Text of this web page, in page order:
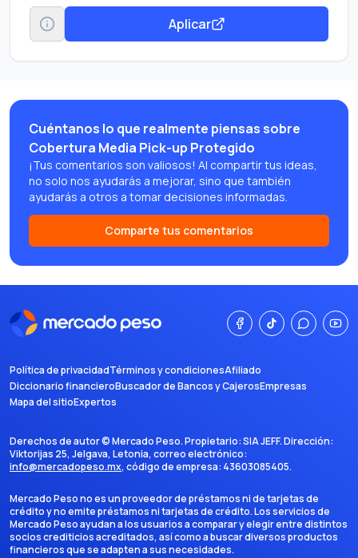
Aplicar
Cuéntanos lo que realmente piensas sobre
Cobertura Media Pick-up Protegido
¡Tus comentarios son valiosos! Al compartir tus ideas,
no solo nos ayudarás a mejorar, sino que también
ayudarás a otros a tomar decisiones informadas.
Comparte tus comentarios
Política de privacidadTérminos y condicionesAfiliado
Diccionario financieroBuscador de Bancos y CajerosEmpresas
Mapa del sitioExpertos
Derechos de autor ©Mercado Peso. Propietario:SIA JEFF. Dirección:
Viktorijas 25, Jelgava, Letonia, correo electrónico:
info@mercadopeso.mx, código de empresa: 43603085405.
Mercado Peso no es un proveedor de préstamos ni de tarjetas de
crédito y no emite préstamos ni tarjetas de crédito. Los servicios de
Mercado Peso ayudan a los usuarios a comparar y elegir entre distintos
socios crediticios acreditados, así como a buscar diversos productos
financieros que se adapten a sus necesidades.